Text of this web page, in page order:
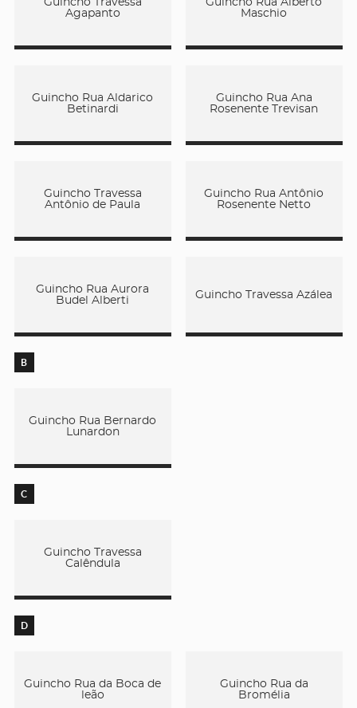
Agapanto
Maschio
Guincho Rua Aldarico
Betinardi
Guincho Rua Ana
Rosenente Trevisan
Guincho Travessa
Antônio de Paula
Guincho Rua Antônio
Rosenente Netto
Guincho Rua Aurora
Budel Alberti
Guincho Travessa Azálea
B
Guincho Rua Bernardo
Lunardon
C
Guincho Travessa
Calêndula
D
Guincho Rua da Boca de
leão
Guincho Rua da
Bromélia